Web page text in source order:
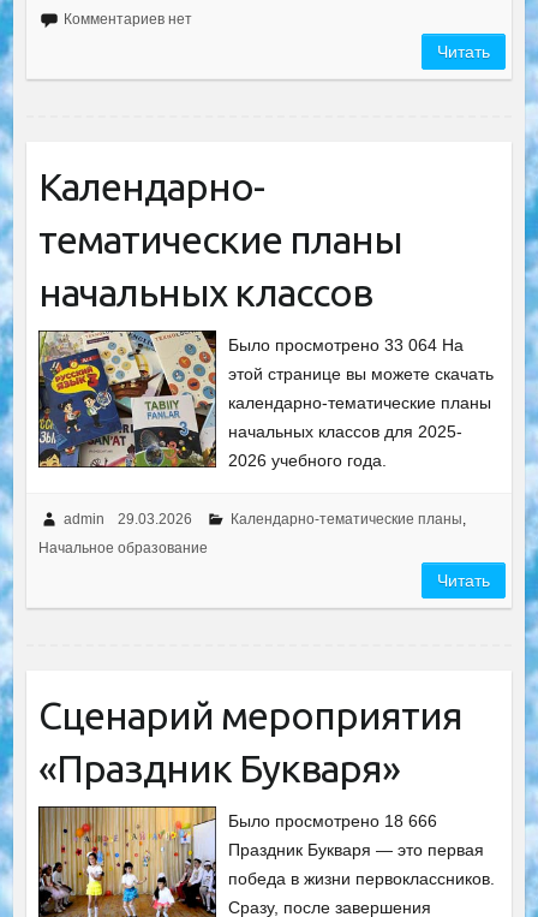
Комментариев нет
Читать
Календарно-
тематические планы
начальных классов
Было просмотрено 33 064 На
этой странице вы можете скачать
календарнo-тематические планы
начальных классов для 2025-
2026 учебного года.
admin 29.03.2026 Календарно-тематические планы,
Начальное образование
Читать
Сценарий мероприятия
«Праздник Букваря»
Было просмотрено 18 666
Праздник Букваря — это первая
победа в жизни первоклассников.
Сразу, после завершения